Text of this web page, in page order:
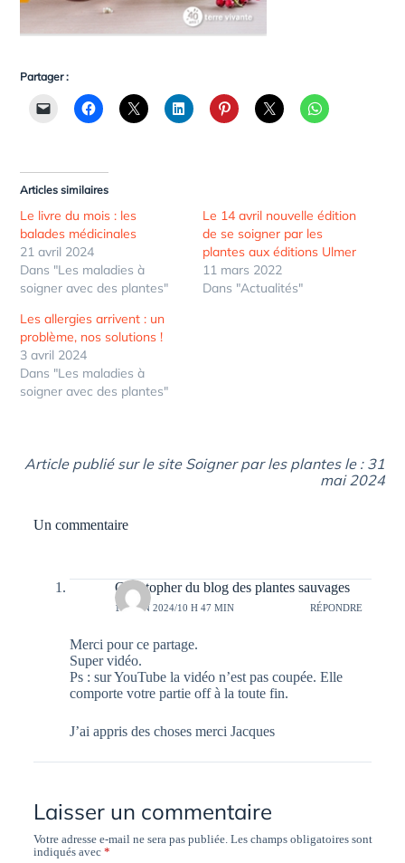
Partager :
Articles similaires
Le livre du mois : les
balades médicinales
21 avril 2024
Dans "Les maladies à
soigner avec des plantes"
Le 14 avril nouvelle édition
de se soigner par les
plantes aux éditions Ulmer
11 mars 2022
Dans "Actualités"
Les allergies arrivent : un
problème, nos solutions !
3 avril 2024
Dans "Les maladies à
soigner avec des plantes"
Article publié sur le site Soigner par les plantes le : 31
mai 2024
Un commentaire
Christopher du blog des plantes sauvages
10 JUIN 2024/10 H 47 MIN RÉPONDRE
Merci pour ce partage.
Super vidéo.
Ps : sur YouTube la vidéo n’est pas coupée. Elle
comporte votre partie off à la toute fin.
J’ai appris des choses merci Jacques
Laisser un commentaire
Votre adresse e-mail ne sera pas publiée. Les champs obligatoires sont
indiqués avec*